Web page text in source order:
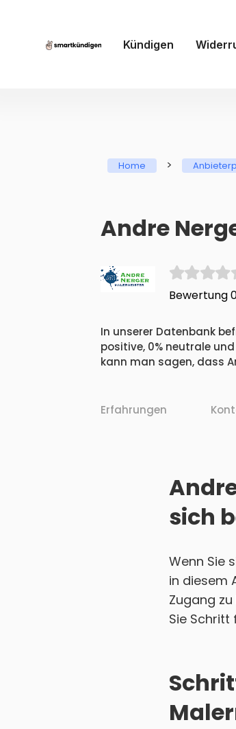
Kündigen
Home >
Andre
Bewertung
In unserer Datenbank
positive, 0% neutrale
kann man sagen, dass
Erfahrungen
sich
Wenn Sie
in diesem
Zugang
Sie Schritt